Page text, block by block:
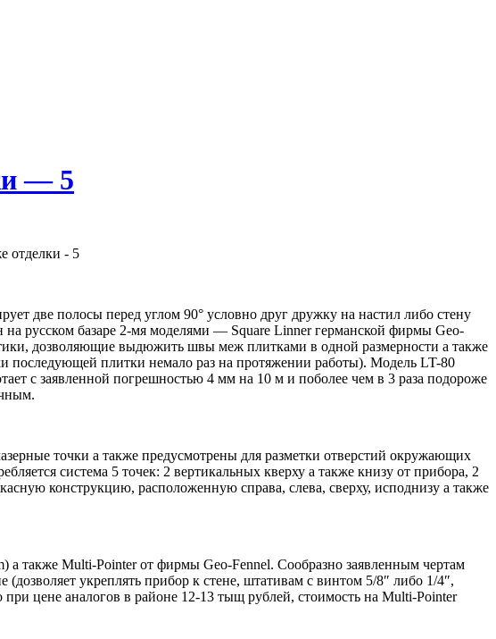
— 5
две полосы перед углом 90° условно друг дружку на настил либо стену
на русском базаре 2-мя моделями — Square Linner германской фирмы Geo-
дозволяющие выдюжить швы меж плитками в одной размерности а также
последующей плитки немало раз на протяжении работы). Модель LT-80
с заявленной погрешностью 4 мм на 10 м и поболее чем в 3 раза подороже
точки а также предусмотрены для разметки отверстий окружающих
система 5 точек: 2 вертикальных кверху а также книзу от прибора, 2
конструкцию, расположенную справа, слева, сверху, исподнизу а также
а также Multi-Pointer от фирмы Geo-Fennel. Сообразно заявленным чертам
укреплять прибор к стене, штативам с винтом 5/8″ либо 1/4″,
цене аналогов в районе 12-13 тыщ рублей, стоимость на Multi-Pointer